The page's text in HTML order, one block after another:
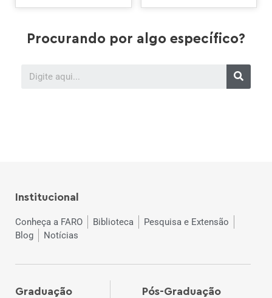
Procurando por algo específico?
Institucional
Conheça a FARO Biblioteca
Pesquisa e Extensão
Blog
Notícias
Graduação Pós-Graduação